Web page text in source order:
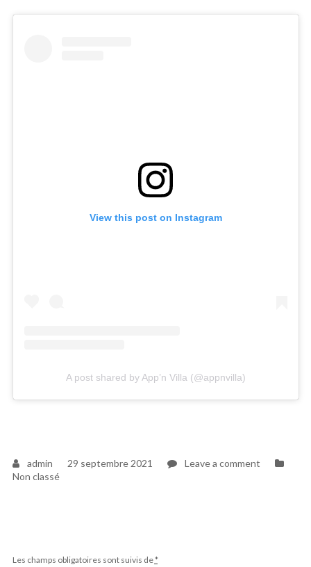
View this post on Instagram
A post shared by App’n Villa (@appnvilla)
admin 29 septembre 2021 Leave a commenton
Non classé
Les champs obligatoires sont suivis de*